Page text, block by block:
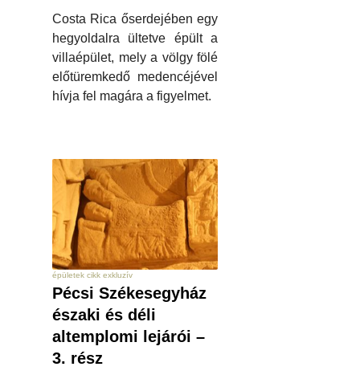
Costa Rica őserdejében egy
hegyoldalra ültetve épült a
villaépület, mely a völgy fölé
előtüremkedő medencéjével
hívja fel magára a figyelmet.
épületek cikk exkluzív
Pécsi Székesegyház
északi és déli
altemplomi lejárói –
3. rész